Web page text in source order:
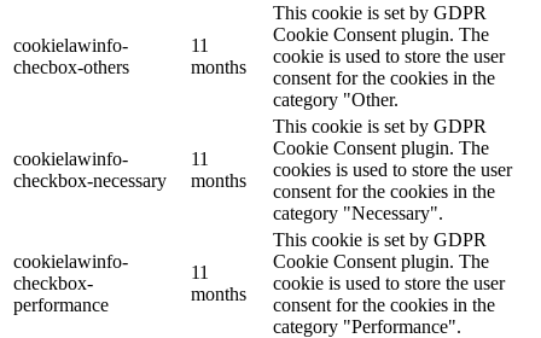
cookielawinfo-
checbox-others
11
months
This cookie is set by GDPR
Cookie Consent plugin. The
cookie is used to store the user
consent for the cookies in the
category "Other.
cookielawinfo-
checkbox-necessary
11
months
This cookie is set by GDPR
Cookie Consent plugin. The
cookies is used to store the user
consent for the cookies in the
category "Necessary".
cookielawinfo-
checkbox-
performance
11
months
This cookie is set by GDPR
Cookie Consent plugin. The
cookie is used to store the user
consent for the cookies in the
category "Performance".